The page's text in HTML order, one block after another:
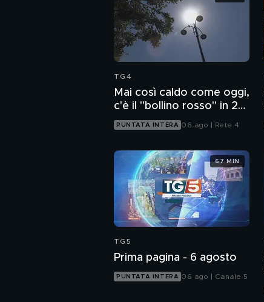
TG4
Mai così caldo come oggi,
c'è il "bollino rosso" in 27
città
PUNTATA INTERA 06 ago | Rete 4
TG5
Prima pagina - 6 agosto
PUNTATA INTERA 06 ago | Canale 5
67 MIN